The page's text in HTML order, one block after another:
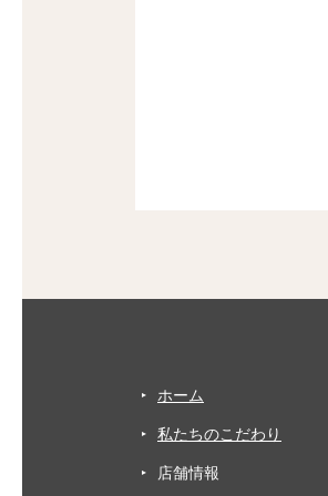
ホーム
私たちのこだわり
店舗情報